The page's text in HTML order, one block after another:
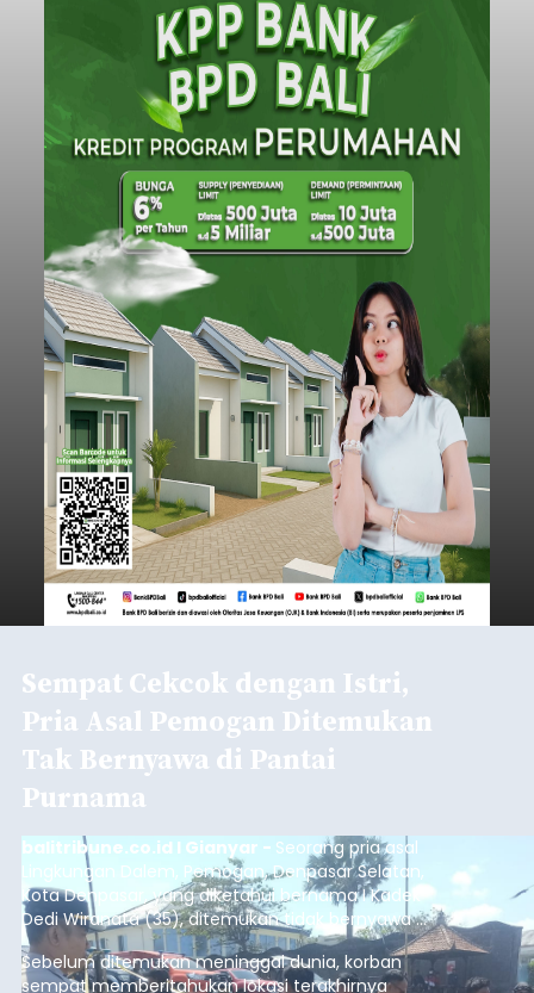
Sempat Cekcok dengan Istri,
Pria Asal Pemogan Ditemukan
Tak Bernyawa di Pantai
Purnama
balitribune.co.id I Gianyar - Seorang pria asal
Lingkungan Dalem, Pemogan, Denpasar Selatan,
Kota Denpasar, yang diketahui bernama I Kadek
Dedi Wiranata (35), ditemukan tidak bernyawa di
pesisir Pantai Purnama, Sukawati.
Sebelum ditemukan meninggal dunia, korban
sempat memberitahukan lokasi terakhirnya